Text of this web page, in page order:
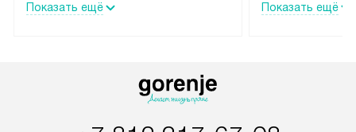
лейблом доставляется бесплатно
Возможна доставка товаров по
Показать ещё
эксплуатации
Показать ещё